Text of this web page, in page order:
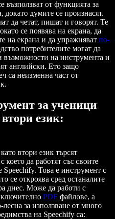
възползват от функцията за
докато думите се произнасят.
да четат, пишат и говорят. Те
се появява на екрана, да
на екрана и да упражняват по-
потребителите могат да
възможности на инструмента и
английски. Ето защо
са неизменна част от
за ученици
език:
втори език търсят
което да работят със своите
Това е инструмент с
се откроява сред останалите
днес. Може да работи с
PDF файлове, а
лесна за използване от много
на Speechify са: